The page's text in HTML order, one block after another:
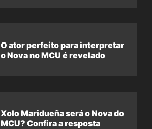
O ator perfeito para interpretar
o Nova no MCU é revelado
Xolo Maridueña será o Nova do
MCU? Confira a resposta